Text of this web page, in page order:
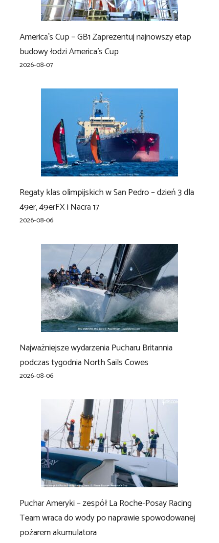
America’s Cup – GB1 Zaprezentuj najnowszy etap
budowy łodzi America’s Cup
2026-08-07
Regaty klas olimpijskich w San Pedro – dzień 3 dla
49er, 49erFX i Nacra 17
2026-08-06
Najważniejsze wydarzenia Pucharu Britannia
podczas tygodnia North Sails Cowes
2026-08-06
Puchar Ameryki – zespół La Roche-Posay Racing
Team wraca do wody po naprawie spowodowanej
pożarem akumulatora